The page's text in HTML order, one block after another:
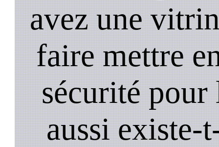
avez une
faire mettre
sécurité pour
aussi